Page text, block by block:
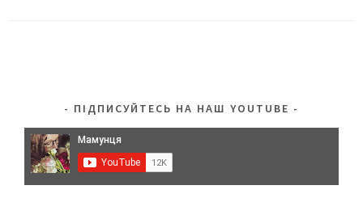
ПІДПИСУЙТЕСЬ НА НАШ YOUTUBE